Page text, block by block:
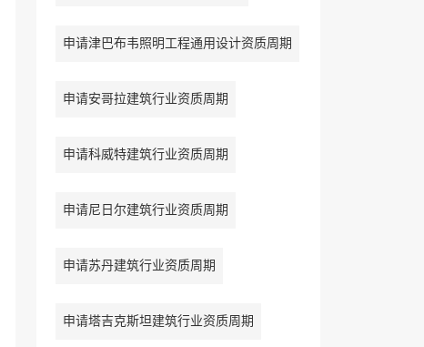
申请津巴布韦照明工程通用设计资质周期
申请安哥拉建筑行业资质周期
申请科威特建筑行业资质周期
申请尼日尔建筑行业资质周期
申请苏丹建筑行业资质周期
申请塔吉克斯坦建筑行业资质周期